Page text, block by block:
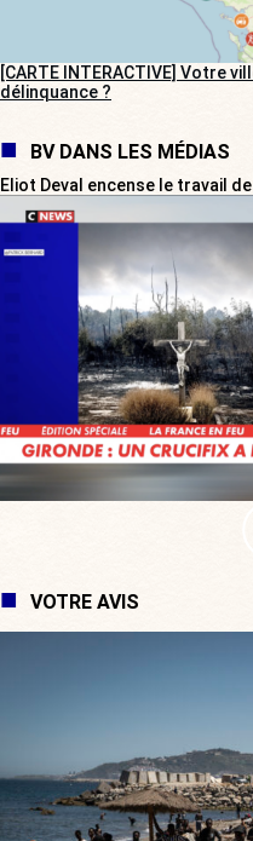
[CARTE INTERACTIVE] Votre
délinquance ?
BV DANS LES MÉDIAS
Eliot Deval encense le travail de
VOTRE AVIS